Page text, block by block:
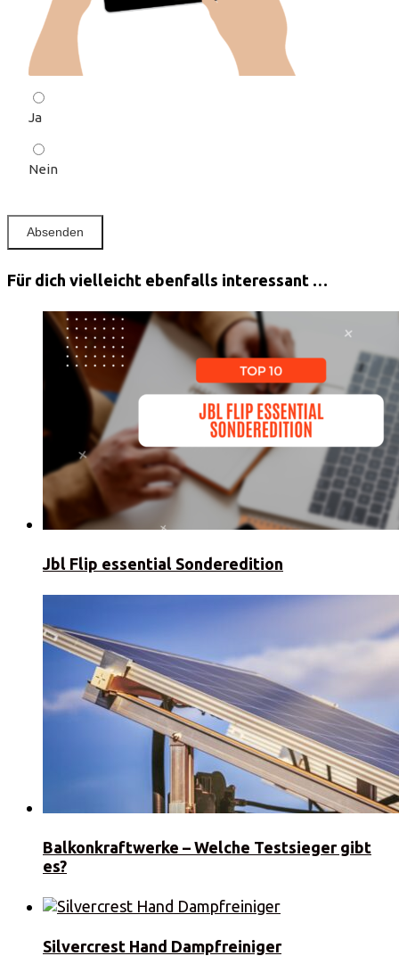
Ja
Nein
Für dich vielleicht ebenfalls interessant …
Jbl Flip essential Sonderedition
Balkonkraftwerke – Welche Testsieger gibt
es?
Silvercrest Hand Dampfreiniger